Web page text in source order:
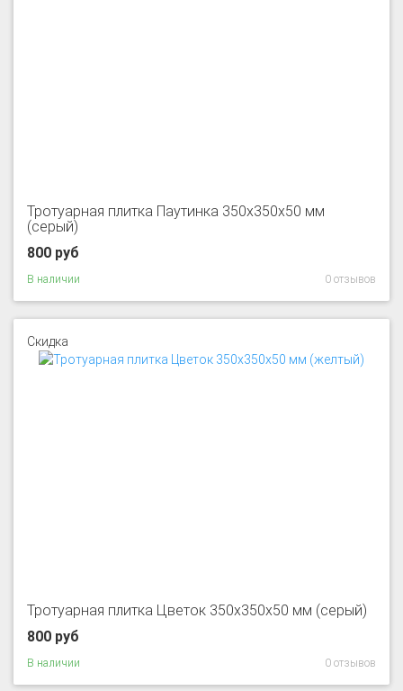
Тротуарная плитка Паутинка 350x350x50 мм
(серый)
800 руб
В наличии 0 отзывов
Скидка
Тротуарная плитка Цветок 350x350x50 мм (серый)
800 руб
В наличии 0 отзывов